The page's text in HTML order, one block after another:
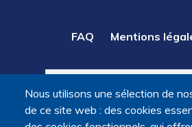
PAGE
FAQ Mentions
Nous utilisons une sélection de
de ce site web : des cookies